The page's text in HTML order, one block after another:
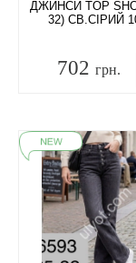
ДЖИНСИ TOP
32) СВ.СІРИЙ
702 грн.